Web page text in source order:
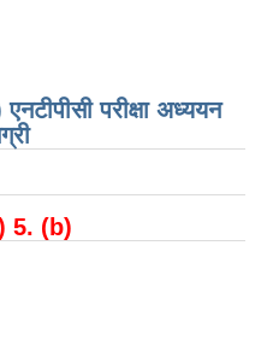
परीक्षा अध्ययन
5. (b)